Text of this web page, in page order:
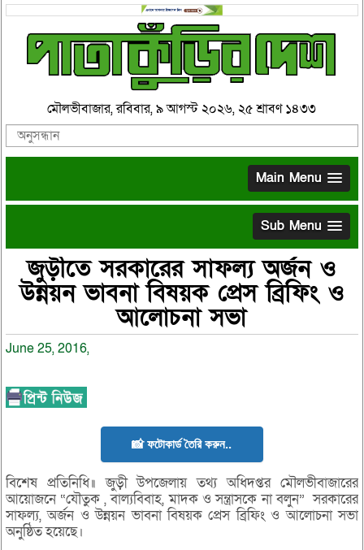
মৌলভীবাজার, রবিবার, ৯ আগস্ট ২০২৬, ২৫ শ্রাবণ ১৪৩৩
Main Menu
Sub Menu
জুড়ীতে সরকারের সাফল্য অর্জন ও
উন্নয়ন ভাবনা বিষয়ক প্রেস ব্রিফিং ও
আলোচনা সভা
June 25, 2016,
📸 ফটোকার্ড তৈরি করুন..
বিশেষ প্রতিনিধি॥ জুড়ী উপজেলায় তথ্য অধিদপ্তর মৌলভীবাজারের
আয়োজনে “যৌতুক , বাল্যবিবাহ, মাদক ও সন্ত্রাসকে না বলুন” সরকারের
সাফল্য, অর্জন ও উন্নয়ন ভাবনা বিষয়ক প্রেস ব্রিফিং ও আলোচনা সভা
অনুষ্ঠিত হয়েছে।